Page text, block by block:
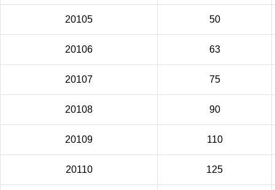
20105 50
20106 63
20107 75
20108 90
20109 110
20110 125